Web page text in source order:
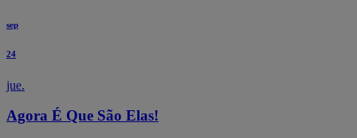
sep
24
jue.
Agora É Que São Elas!